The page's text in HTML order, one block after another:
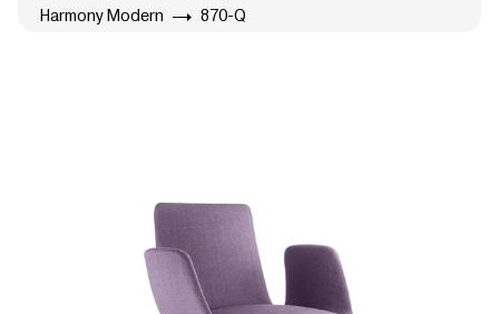
Harmony Modern
870-Q